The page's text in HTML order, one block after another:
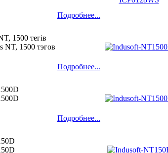
Подробнее...
1500 тегів
NT, 1500 тэгов
Подробнее...
Подробнее...